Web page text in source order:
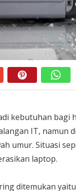
kebutuhan bagi
IT, namun
umur. Situasi
laptop.
ditemukan